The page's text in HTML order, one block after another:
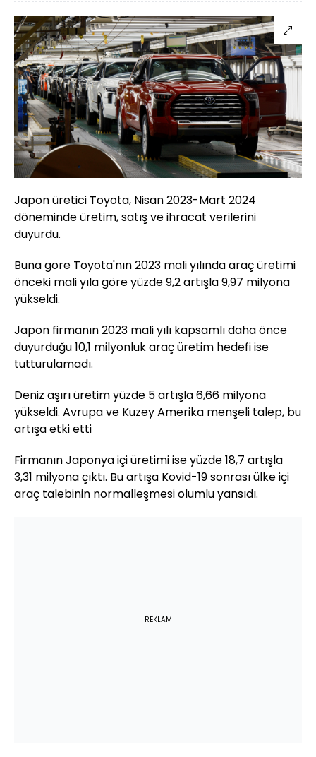
Japon üretici Toyota, Nisan 2023-Mart 2024
döneminde üretim, satış ve ihracat verilerini
duyurdu.
Buna göre Toyota'nın 2023 mali yılında araç üretimi
önceki mali yıla göre yüzde 9,2 artışla 9,97 milyona
yükseldi.
Japon firmanın 2023 mali yılı kapsamlı daha önce
duyurduğu 10,1 milyonluk araç üretim hedefi ise
tutturulamadı.
Deniz aşırı üretim yüzde 5 artışla 6,66 milyona
yükseldi. Avrupa ve Kuzey Amerika menşeli talep, bu
artışa etki etti
Firmanın Japonya içi üretimi ise yüzde 18,7 artışla
3,31 milyona çıktı. Bu artışa Kovid-19 sonrası ülke içi
araç talebinin normalleşmesi olumlu yansıdı.
REKLAM